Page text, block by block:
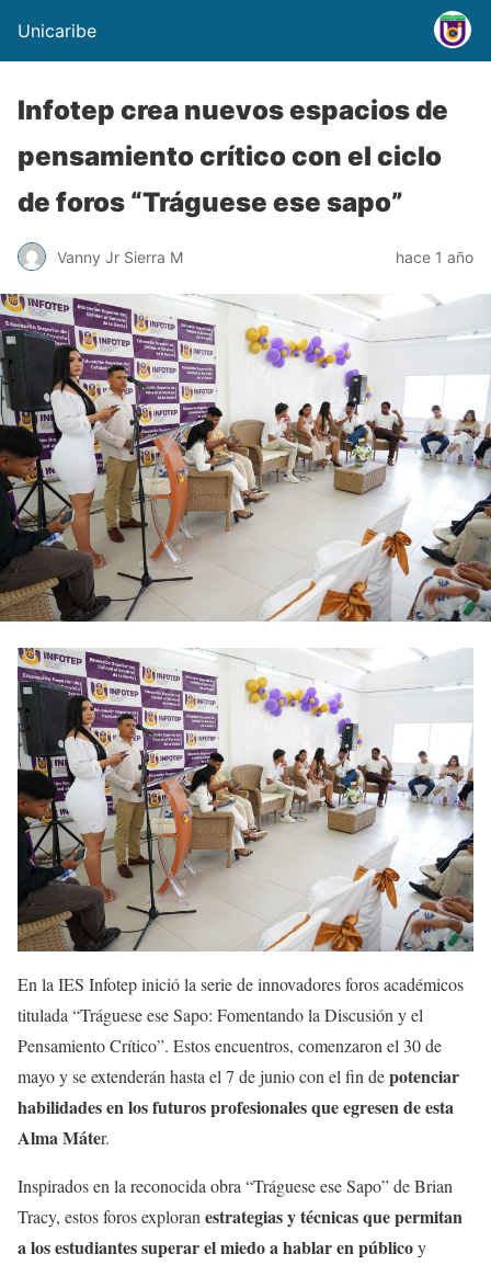
Unicaribe
Infotep crea nuevos espacios de
pensamiento crítico con el ciclo
de foros “Tráguese ese sapo”
Vanny Jr Sierra M hace 1 año
En la IES Infotep inició la serie de innovadores foros académicos
titulada “Tráguese ese Sapo: Fomentando la Discusión y el
Pensamiento Crítico”. Estos encuentros, comenzaron el 30 de
mayo y se extenderán hasta el 7 de junio con el fin depotenciar
habilidades en los futuros profesionales que egresen de esta
Alma Máter.
Inspirados en la reconocida obra “Tráguese ese Sapo” de Brian
Tracy, estos foros exploranestrategias y técnicas que permitan
a los estudiantes superar el miedo a hablar en públicoy